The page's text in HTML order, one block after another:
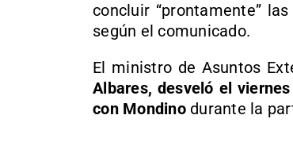
concluir “prontamente”
según el comunicado.
El ministro de Asuntos
Albares, desveló el
con Mondinodurante la